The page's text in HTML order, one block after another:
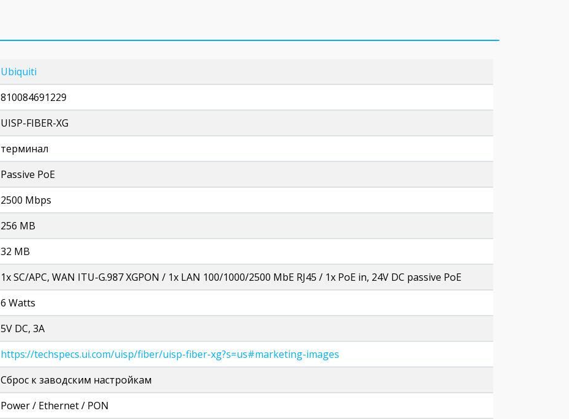
Ubiquiti
810084691229
UISP-FIBER-XG
терминал
Passive PoE
2500 Mbps
256 MB
32 MB
1x SC/APC, WAN ITU-G.987 XGPON / 1x LAN 100/1000/2500 MbE RJ45 / 1x PoE in, 24V DC passive PoE
6 Watts
5V DC, 3A
https://techspecs.ui.com/uisp/fiber/uisp-fiber-xg?s=us#marketing-images
Сброс к заводским настройкам
Power / Ethernet / PON